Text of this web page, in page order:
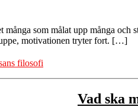
många som målat upp många
motivationen tryter fort. […]
filosofi
Vad ska